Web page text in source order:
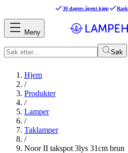
30 dagers åpent kjøp
Søk
Meny
Hjem
/
Produkter
/
Lamper
/
Taklamper
/
Noor II takspot 3lys 31cm brun